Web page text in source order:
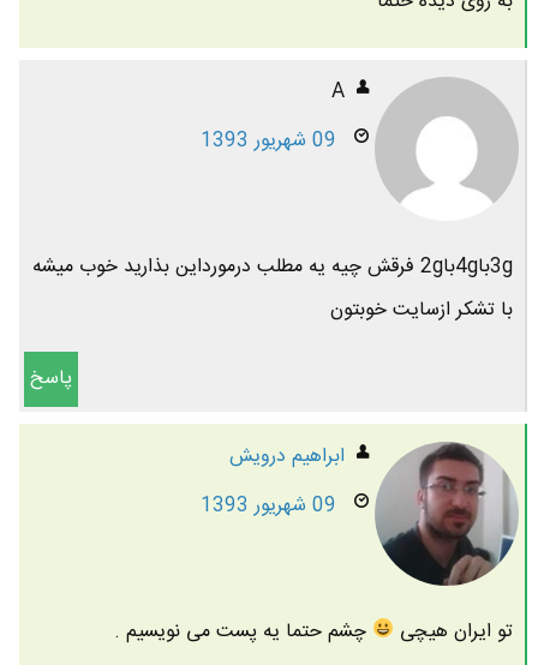
A
09 شهریور 1393
3gبا4gبا2g فرقش چیه یه مطلب درمورداین بذارید خوب میشه
با تشکر ازسایت خوبتون
پاسخ
ابراهیم درویش
09 شهریور 1393
تو ایران هیچی چشم حتما یه پست می نویسیم .